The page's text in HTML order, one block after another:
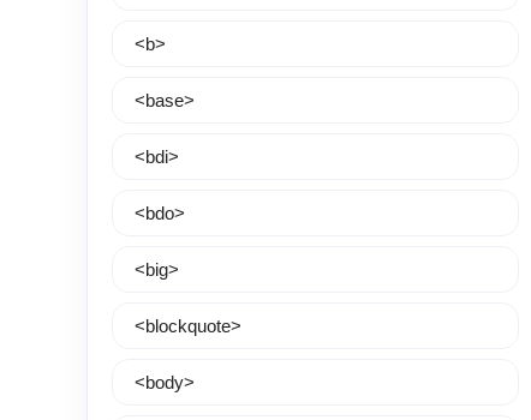
<b>
<base>
<bdi>
<bdo>
<big>
<blockquote>
<body>